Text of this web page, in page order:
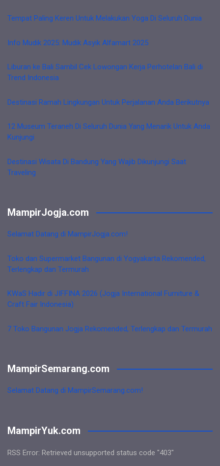
Tempat Paling Keren Untuk Melakukan Yoga Di Seluruh Dunia
Info Mudik 2025: Mudik Asyik Alfamart 2025
Liburan ke Bali Sambil Cek Lowongan Kerja Perhotelan Bali di
Trend Indonesia
Destinasi Ramah Lingkungan Untuk Perjalanan Anda Berikutnya
12 Museum Teraneh Di Seluruh Dunia Yang Menarik Untuk Anda
Kunjungi
Destinasi Wisata Di Bandung Yang Wajib Dikunjungi Saat
Traveling
MampirJogja.com
Selamat Datang di MampirJogja.com!
Toko dan Supermarket Bangunan di Yogyakarta Rekomended,
Terlengkap dan Termurah
KWaS Hadir di JIFFINA 2026 (Jogja International Furniture &
Craft Fair Indonesia)
7 Toko Bangunan Jogja Rekomended, Terlengkap dan Termurah
MampirSemarang.com
Selamat Datang di MampirSemarang.com!
MampirYuk.com
RSS Error: Retrieved unsupported status code "403"